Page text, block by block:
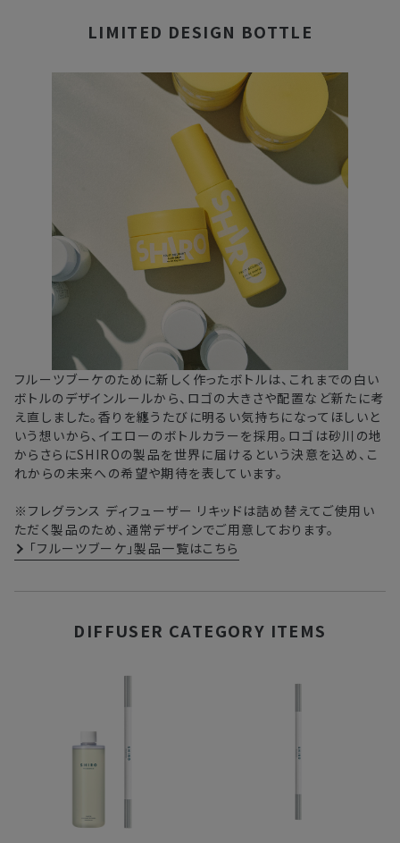
LIMITED DESIGN BOTTLE
フルーツブーケのために新しく作ったボトルは、これまでの白い
ボトルのデザインルールから、ロゴの大きさや配置など新たに考
え直しました。香りを纏うたびに明るい気持ちになってほしいと
いう想いから、イエローのボトルカラーを採用。ロゴは砂川の地
からさらにSHIROの製品を世界に届けるという決意を込め、こ
れからの未来への希望や期待を表しています。
※フレグランス ディフューザー リキッドは詰め替えてご使用い
ただく製品のため、通常デザインでご用意しております。
「フルーツブーケ」製品一覧はこちら
DIFFUSER CATEGORY ITEMS